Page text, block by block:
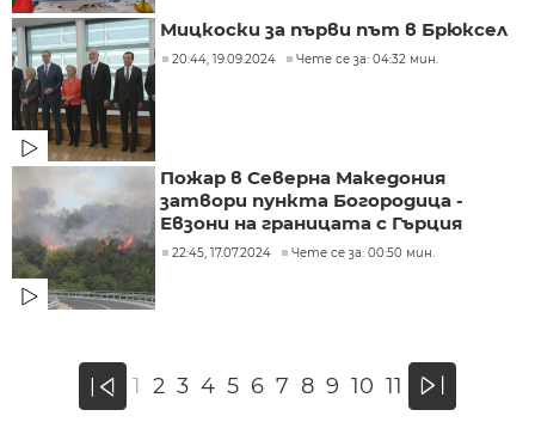
Мицкоски за първи път в Брюксел
20:44, 19.09.2024 Чете се за: 04:32 мин.
Пожар в Северна Македония
затвори пункта Богородица -
Евзони на границата с Гърция
22:45, 17.07.2024 Чете се за: 00:50 мин.
« 1 2 3 4 5 6 7 8 9 10 11 »